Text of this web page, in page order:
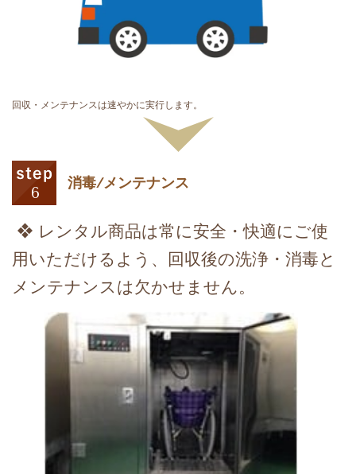
回収・メンテナンスは速やかに実行します。
消毒/メンテナンス
❖ レンタル商品は常に安全・快適にご使
用いただけるよう、回収後の洗浄・消毒と
メンテナンスは欠かせません。